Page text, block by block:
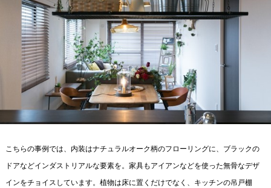
こちらの事例では、内装はナチュラルオーク柄のフローリングに、ブラックの
ドアなどインダストリアルな要素を。家具もアイアンなどを使った無骨なデザ
インをチョイスしています。植物は床に置くだけでなく、キッチンの吊戸棚